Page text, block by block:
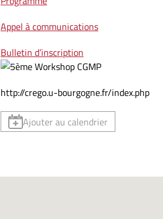
Appel à communications
Bulletin d’inscription
http://crego.u-bourgogne.fr/index.php
Ajouter au calendrier